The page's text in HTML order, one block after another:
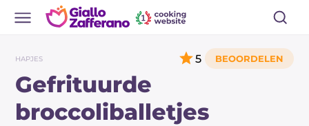
HAPJES
Gefrituurde
broccoliballetjes
5